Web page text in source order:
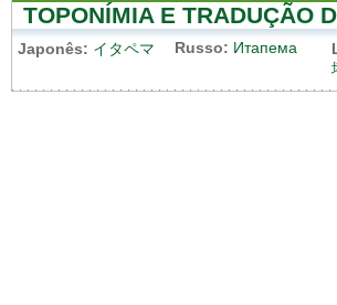
TOPONÍMIA E TRADUÇÃO
Japonês: イタペマ Russo: Итапема